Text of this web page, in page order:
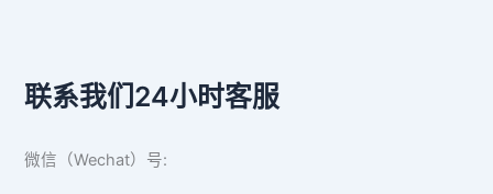
联系我们24小时客服
微信（Wechat）号: